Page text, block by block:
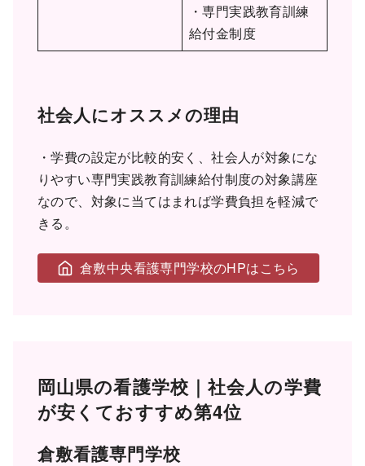
・専門実践教育訓練
給付金制度
社会人にオススメの理由
・学費の設定が比較的安く、社会人が対象にな
りやすい専門実践教育訓練給付制度の対象講座
なので、対象に当てはまれば学費負担を軽減で
きる。
倉敷中央看護専門学校のHPはこちら
岡山県の看護学校｜社会人の学費
が安くておすすめ第4位
倉敷看護専門学校